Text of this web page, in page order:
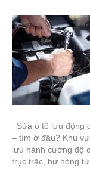
Sửa ô tô lưu động
– tìm ở đâu? Khu
lưu hành cường độ
trục trặc, hư hỏng